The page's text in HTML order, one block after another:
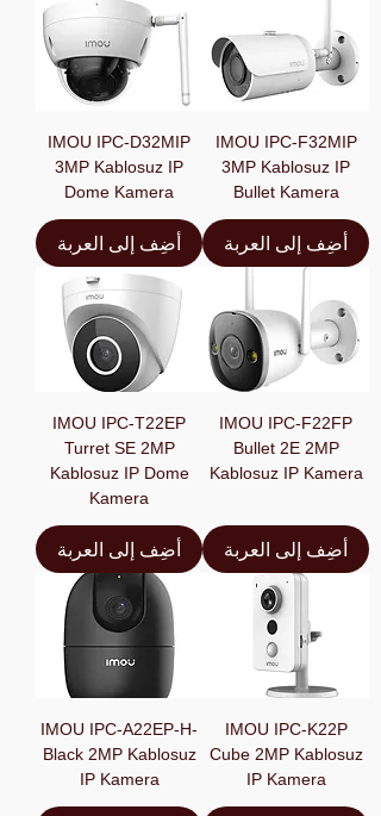
IMOU IPC-F32MIP
3MP Kablosuz IP
Bullet Kamera
أضِف إلى العربة
IMOU IPC-D32MIP
3MP Kablosuz IP
Dome Kamera
أضِف إلى العربة
IMOU IPC-F22FP
Bullet 2E 2MP
Kablosuz IP Kamera
أضِف إلى العربة
IMOU IPC-T22EP
Turret SE 2MP
Kablosuz IP Dome
Kamera
أضِف إلى العربة
IMOU IPC-K22P
Cube 2MP Kablosuz
IP Kamera
IMOU IPC-A22EP-H-
Black 2MP Kablosuz
IP Kamera